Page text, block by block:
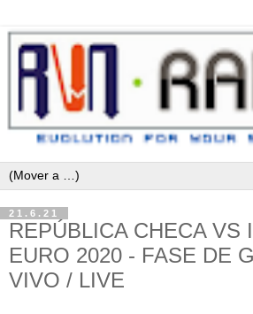
21.6.21
REPÚBLICA CHECA VS
EURO 2020 - FASE DE
VIVO / LIVE